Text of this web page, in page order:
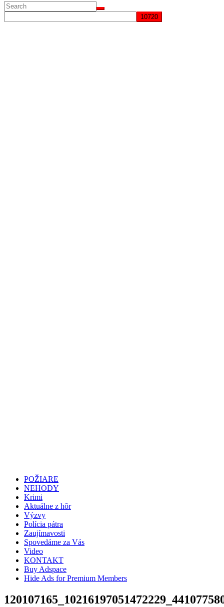
POŽIARE
NEHODY
Krimi
Aktuálne z hôr
Výzvy
Polícia pátra
Zaujímavosti
Spovedáme za Vás
Video
KONTAKT
Buy Adspace
Hide Ads for Premium Members